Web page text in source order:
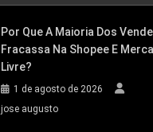
Por Que A Maioria Dos
Fracassa Na Shopee E
Livre?
1 de agosto de 2026
jose augusto